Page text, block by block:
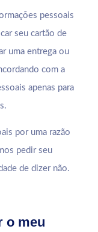
pessoais
seu cartão de
uma entrega ou
com a
apenas para
por uma razão
pedir seu
de dizer não.
o meu